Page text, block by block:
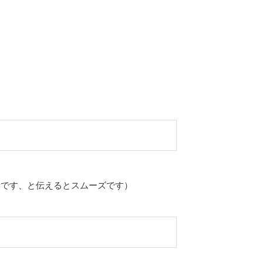
す、と伝えるとスムーズです）